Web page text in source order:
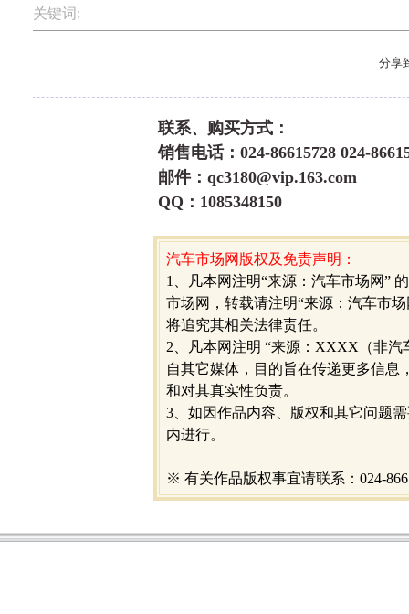
关键词:
分享
联系、购买方式：
销售电话：024-86615728 024-
邮件：qc3180@vip.163.com
QQ：1085348150
汽车市场网版权及免责声明：
1、凡本网注明“来源：汽车市场网”
市场网，转载请注明“来源：汽车市
将追究其相关法律责任。
2、凡本网注明 “来源：XXXX（非汽
自其它媒体，目的旨在传递更多信息
和对其真实性负责。
3、如因作品内容、版权和其它问题
内进行。
※ 有关作品版权事宜请联系：024-